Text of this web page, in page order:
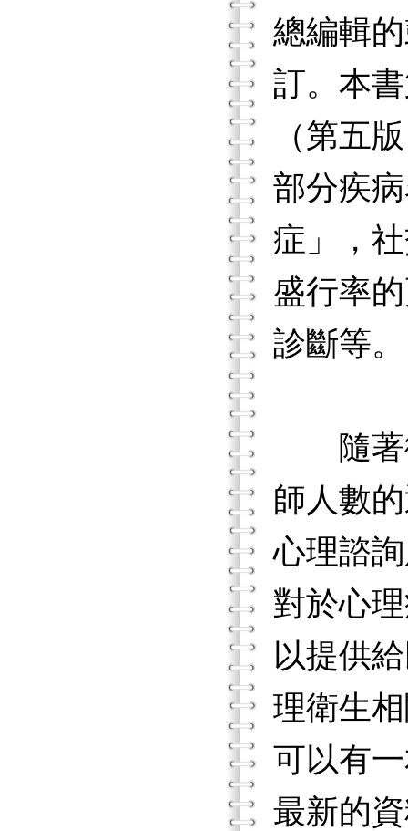
總編輯
訂。本
（第五
部分疾
症」，
盛行率
診斷等。
隨著衛
師人數
心理諮
對於心
以提供
理衛生
可以有
最新的